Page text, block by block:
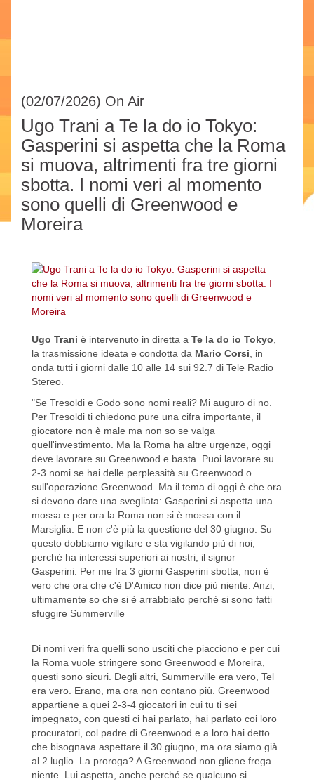
(02/07/2026) On Air
Ugo Trani a Te la do io Tokyo:
Gasperini si aspetta che la Roma
si muova, altrimenti fra tre giorni
sbotta. I nomi veri al momento
sono quelli di Greenwood e
Moreira
Ugo Trani è intervenuto in diretta a Te la do io Tokyo,
la trasmissione ideata e condotta da Mario Corsi, in
onda tutti i giorni dalle 10 alle 14 sui 92.7 di Tele Radio
Stereo.
"Se Tresoldi e Godo sono nomi reali? Mi auguro di no.
Per Tresoldi ti chiedono pure una cifra importante, il
giocatore non è male ma non so se valga
quell'investimento. Ma la Roma ha altre urgenze, oggi
deve lavorare su Greenwood e basta. Puoi lavorare su
2-3 nomi se hai delle perplessità su Greenwood o
sull'operazione Greenwood. Ma il tema di oggi è che ora
si devono dare una svegliata: Gasperini si aspetta una
mossa e per ora la Roma non si è mossa con il
Marsiglia. E non c'è più la questione del 30 giugno. Su
questo dobbiamo vigilare e sta vigilando più di noi,
perché ha interessi superiori ai nostri, il signor
Gasperini. Per me fra 3 giorni Gasperini sbotta, non è
vero che ora che c'è D'Amico non dice più niente. Anzi,
ultimamente so che si è arrabbiato perché si sono fatti
sfuggire Summerville
Di nomi veri fra quelli sono usciti che piacciono e per cui
la Roma vuole stringere sono Greenwood e Moreira,
questi sono sicuri. Degli altri, Summerville era vero, Tel
era vero. Erano, ma ora non contano più. Greenwood
appartiene a quei 2-3-4 giocatori in cui tu ti sei
impegnato, con questi ci hai parlato, hai parlato coi loro
procuratori, col padre di Greenwood e a loro hai detto
che bisognava aspettare il 30 giugno, ma ora siamo già
al 2 luglio. La proroga? A Greenwood non gliene frega
niente. Lui aspetta, anche perché se qualcuno si